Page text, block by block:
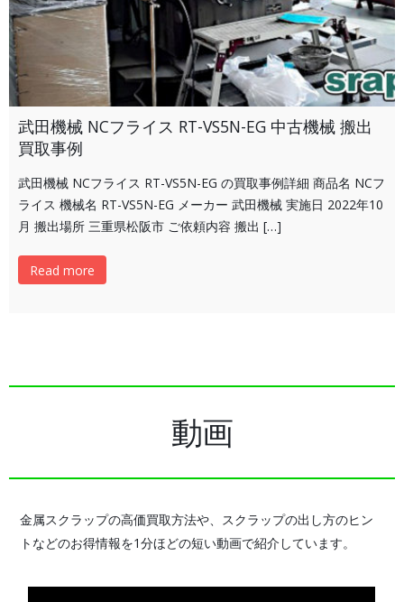
武田機械 NCフライス RT-VS5N-EG 中古機械 搬出
買取事例
武田機械 NCフライス RT-VS5N-EG の買取事例詳細 商品名 NCフ
ライス 機械名 RT-VS5N-EG メーカー 武田機械 実施日 2022年10
月 搬出場所 三重県松阪市 ご依頼内容 搬出 […]
Read more
動画
金属スクラップの高価買取方法や、スクラップの出し方のヒン
トなどのお得情報を1分ほどの短い動画で紹介しています。